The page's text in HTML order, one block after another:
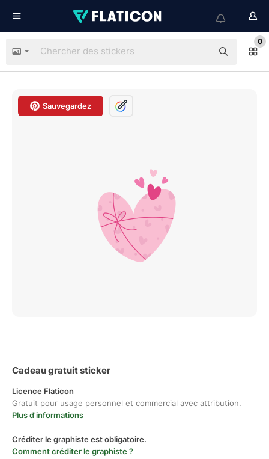
0
Sauvegardez
Cadeau gratuit sticker
Licence Flaticon
Gratuit pour usage personnel et commercial avec attribution.
Plus d'informations
Créditer le graphiste est obligatoire.
Comment créditer le graphiste ?